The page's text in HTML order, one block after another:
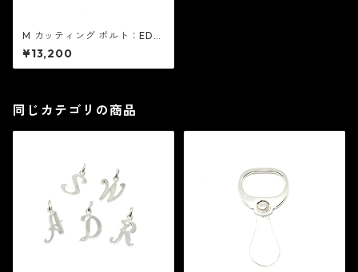
M カッティング ボルト：EDF
イーディーエフ
¥13,200
同じカテゴリの商品